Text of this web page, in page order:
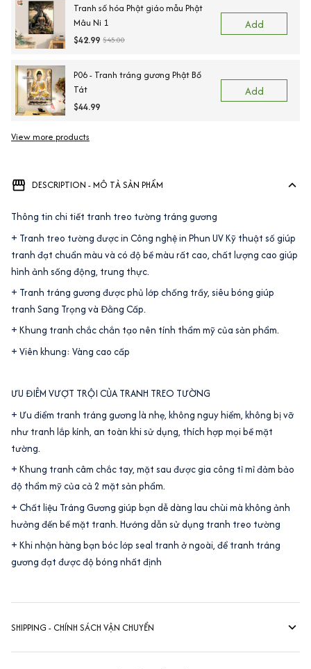
Tranh số hóa Phật giáo mẫu Phật
Mâu Ni 1
$42.99 $45.00
Add
P06 - Tranh tráng gương Phật Bồ
Tát
$44.99
Add
View more products
DESCRIPTION - MÔ TẢ SẢN PHẨM
Thông tin chi tiết tranh treo tường tráng gương
+ Tranh treo tường được in Công nghệ in Phun UV Kỹ thuật số giúp
tranh đạt chuẩn màu và có độ bề màu rất cao, chất lượng cao giúp
hình ảnh sống động, trung thực.
+ Tranh tráng gương được phủ lớp chống trầy, siêu bóng giúp
tranh Sang Trọng và Đằng Cấp.
+ Khung tranh chắc chắn tạo nên tính thẩm mỹ của sản phẩm.
+ Viên khung: Vàng cao cấp
ƯU ĐIÊM VƯỢT TRỘI CỦA TRANH TREO TƯỜNG
+ Ưu điểm tranh tráng gương là nhẹ, không nguy hiểm, không bị vỡ
như tranh lắp kính, an toàn khi sử dụng, thích hợp mọi bề mặt
tường.
+ Khung tranh câm chắc tay, mặt sau được gia công tỉ mỉ đảm bảo
độ thẩm mỹ của cả 2 mặt sản phẩm.
+ Chất liệu Tráng Gương giúp bạn dễ dàng lau chùi mà không ảnh
hưởng đến bề mặt tranh. Hướng dẫn sử dụng tranh treo tường
+ Khi nhận hàng bạn bóc lớp seal tranh ở ngoài, để tranh tráng
gương đạt được độ bóng nhất định
SHIPPING - CHÍNH SÁCH VẬN CHUYỂN